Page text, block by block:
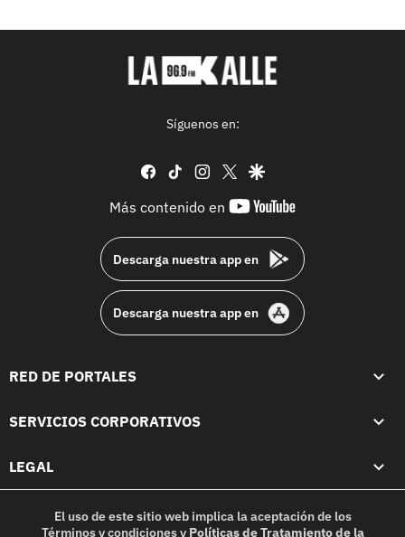
Síguenos en:
facebook
tiktok instagram
twittergoogle
Más contenido en
youtube-
Descarga nuestra app en
Descarga nuestra app en
RED DE PORTALES
SERVICIOS CORPORATIVOS
LEGAL
El uso de este sitio web implica la aceptación de los
Términos y condicionesy Políticas de Tratamiento de la